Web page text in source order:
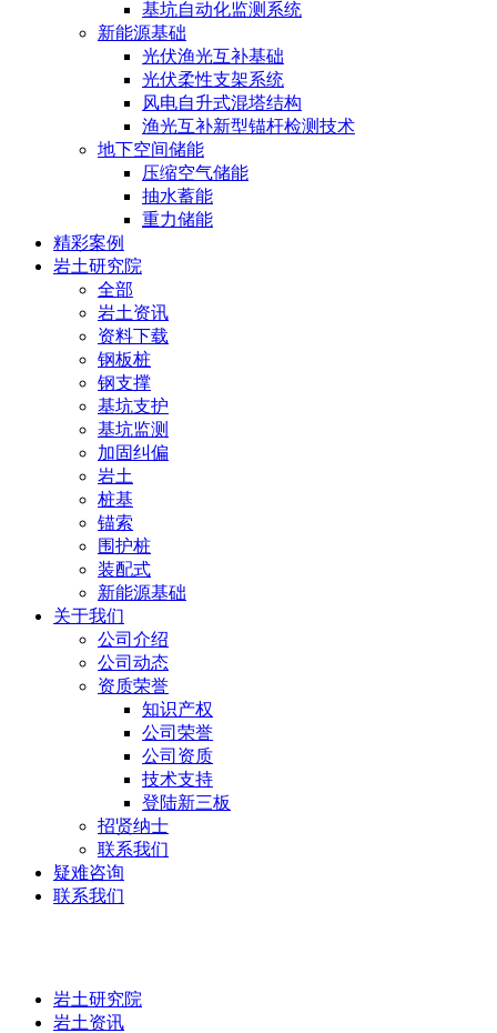
基坑自动化监测系统
新能源基础
光伏渔光互补基础
光伏柔性支架系统
风电自升式混塔结构
渔光互补新型锚杆检测技术
地下空间储能
压缩空气储能
抽水蓄能
重力储能
精彩案例
岩土研究院
全部
岩土资讯
资料下载
钢板桩
钢支撑
基坑支护
基坑监测
加固纠偏
岩土
桩基
锚索
围护桩
装配式
新能源基础
关于我们
公司介绍
公司动态
资质荣誉
知识产权
公司荣誉
公司资质
技术支持
登陆新三板
招贤纳士
联系我们
疑难咨询
联系我们
岩土研究院
岩土资讯